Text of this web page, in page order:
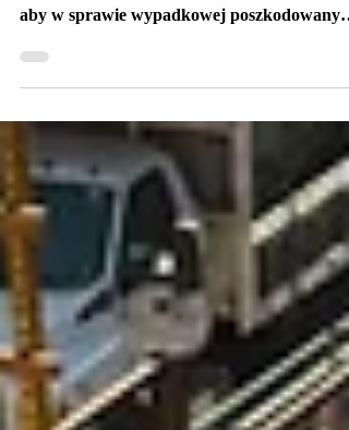
Ubezpieczenie Workers’ Compensation Na
wstępie chciałbym podkreślić, jak ważne jest,